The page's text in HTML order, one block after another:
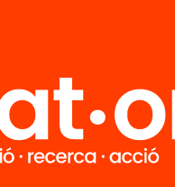
iniciativas y